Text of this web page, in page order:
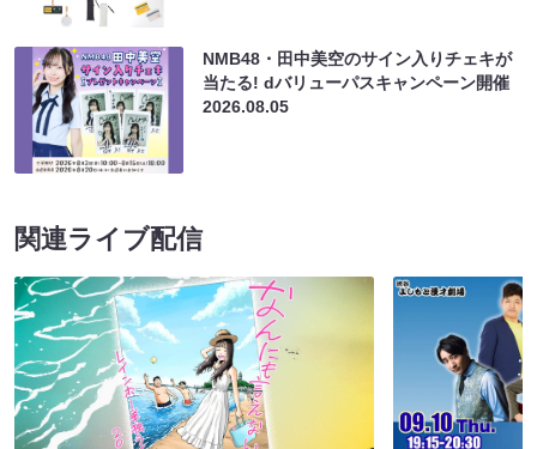
NMB48・田中美空のサイン入りチェキが
当たる! dバリューパスキャンペーン開催
2026.08.05
関連ライブ配信